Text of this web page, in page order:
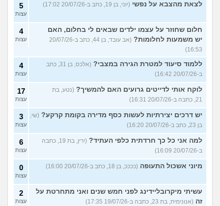
לצאת מהצבא על נפשי (יוני, בן 19, כתב ב-20/07/26 17:02) 5
עצות
חלום שחוזר על עצמו ילדים שבאים לי בחלום, האם
יש משמעות לחלומות?
(אב עובד, בן 44, כתב ב-20/07/26
16:53)
4
עצות
ללמוד סיעוד למטרת הגירה במצבי?
(אלכס, בן 31, כתב
ב-20/07/26 16:42)
4
עצות
לוקח אותי לדייטים גרועים האם להמשיך? (נטע, בת
21, כתבה ב-20/07/26 16:31)
17
עצות
יש דרכים יצירתיות לעשות כסף מדירה בקומת קרקע? (שי,
בן 23, כתב ב-20/07/26 16:20)
3
עצות
למה אני כל כך חרדתית כלפי העתיד?
(ירין, בת 19, כתבה
ב-20/07/26 16:09)
6
עצות
מיוני אשכול התעופה (ככככ, בן 18, כתב ב-20/07/26 16:00) 0
עצות
עשיתי מיקרובליידינג לפני חמש שנים ואני מתחרטת על
זה (אנונימית, בת 23, כתבה ב-19/07/26 17:35)
2
עצות